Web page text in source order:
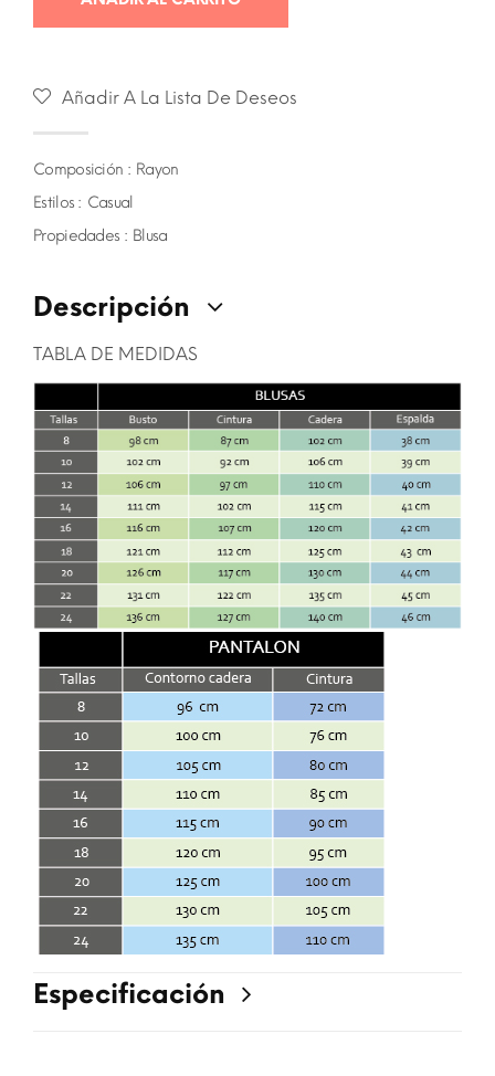
Añadir A La Lista De Deseos
Composición : Rayon
Estilos : Casual
Propiedades : Blusa
Descripción
TABLA DE MEDIDAS
Especificación